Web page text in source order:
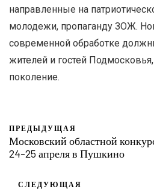
направленные на
молодежи, пропаганду ЗОЖ.
современной обработке
жителей и гостей
поколение.
ПРЕДЫДУЩАЯ
Московский областной
24-25 апреля в Пушкино
СЛЕДУЮЩАЯ